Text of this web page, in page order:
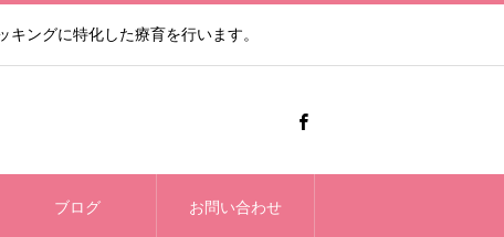
ングに特化した療育を行います。
ブログ お問い合わせ